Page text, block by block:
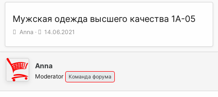
Мужская одежда высшего качества 1А-05
А
т
о
р
т
м
Anna
Д
т
н
а
а
14.06.2021
Anna
Moderator Команда форума